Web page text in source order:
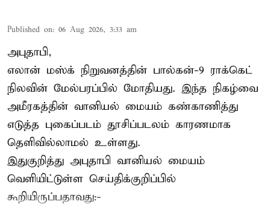
Published on: 06 Aug 2026, 3:33 am
அபுதாபி,
எலான் மஸ்க் நிறுவனத்தின் பால்கன்-9 ராக்கெட்
நிலவின் மேல்பரப்பில் மோதியது. இந்த நிகழ்வை
அமீரகத்தின் வானியல் மையம் கண்காணித்து
எடுத்த புகைப்படம் தூசிப்படலம் காரணமாக
தெளிவில்லாமல் உள்ளது.
இதுகுறித்து அபுதாபி வானியல் மையம்
வெளியிட்டுள்ள செய்திக்குறிப்பில்
கூறியிருப்பதாவது:-